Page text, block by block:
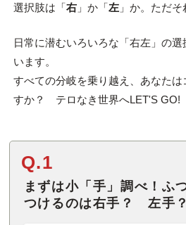
選択肢は「右」か「左」か。ただそ
日常に潜むいろいろな「右左」の
います。
すべての分岐を乗り越え、あなたは
すか？ テロなき世界へLET'S GO!
Q.1
まずは小「手」調べ！ふ
つけるのは右手？ 左手？